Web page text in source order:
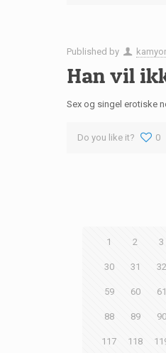
Published by
Han vil
Sex og singel erotiske
Do you like it? 0
1 2 3
30 31 32
59 60 61
88 89 90
117 118